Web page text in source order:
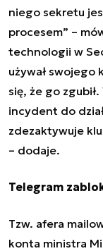
niego sekretu
procesem” –
technologii w
używał swojego
się, że go
incydent do
zdezaktywuje
– dodaje.
Telegram
Tzw. afera
konta ministra